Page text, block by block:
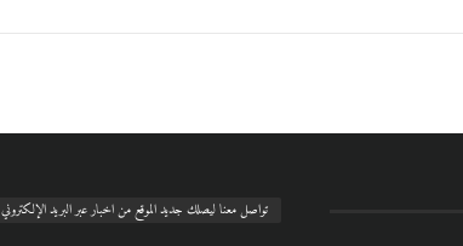
تواصل معنا ليصلك جديد الموقع من اخبار عبر البريد الإلكتروني